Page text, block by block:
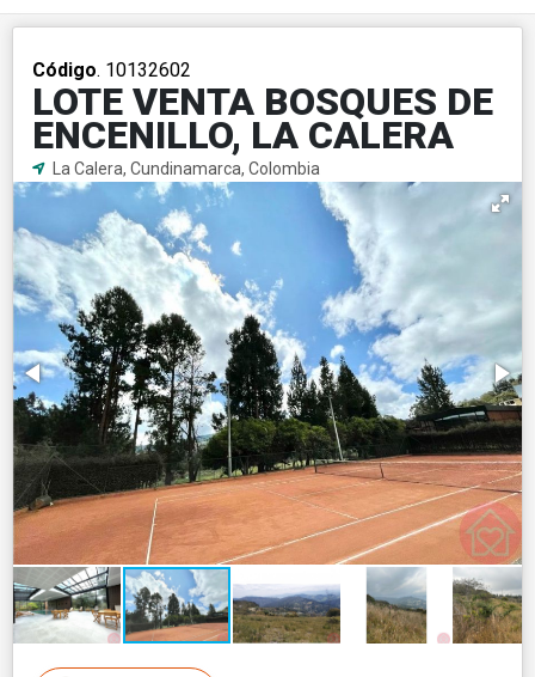
Código. 10132602
LOTE VENTA BOSQUES DE
ENCENILLO, LA CALERA
La Calera, Cundinamarca, Colombia